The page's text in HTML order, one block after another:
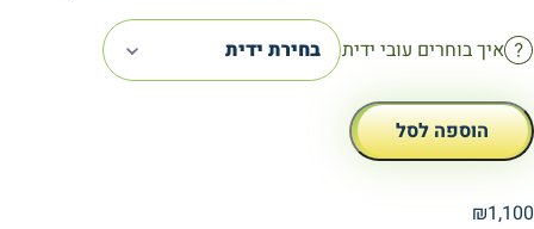
איך בוחרים עובי ידית בחירת ידית
הוספה לסל
₪1,100